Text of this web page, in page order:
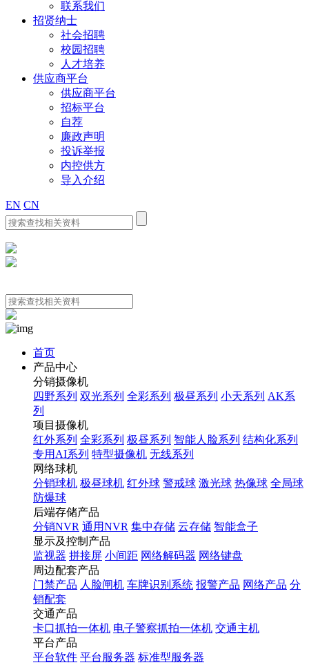
联系我们
招贤纳士
社会招聘
校园招聘
人才培养
供应商平台
供应商平台
招标平台
自荐
廉政声明
投诉举报
内控供方
导入介绍
EN CN
首页
产品中心
分销摄像机
四野系列 双光系列 全彩系列 极昼系列 小天系列 AK系
列
项目摄像机
红外系列 全彩系列 极昼系列 智能人脸系列 结构化系列
专用AI系列 特型摄像机 无线系列
网络球机
分销球机 极昼球机 红外球 警戒球 激光球 热像球 全局球
防爆球
后端存储产品
分销NVR 通用NVR 集中存储 云存储 智能盒子
显示及控制产品
监视器 拼接屏 小间距 网络解码器 网络键盘
周边配套产品
门禁产品 人脸闸机 车牌识别系统 报警产品 网络产品 分
销配套
交通产品
卡口抓拍一体机 电子警察抓拍一体机 交通主机
平台产品
平台软件 平台服务器 标准型服务器